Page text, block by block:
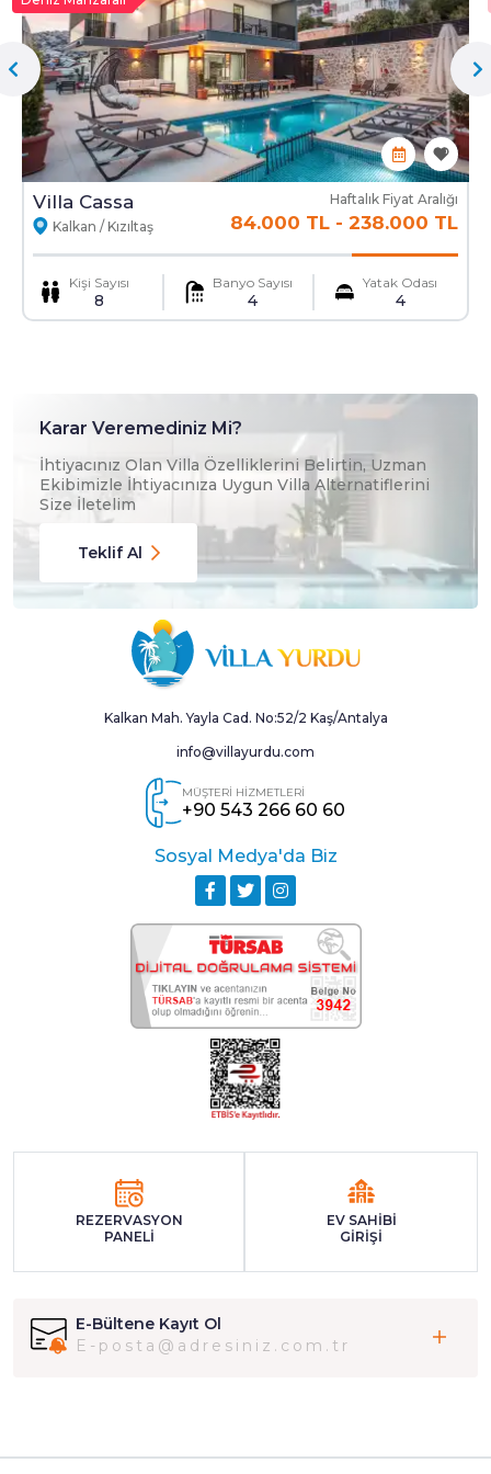
%35
Fiyata Dahil Olanlar
Elektrik Kullanımı Su Kullanımı
İnternet Havuz ve Bahçe Bakımı
Fiyata Dahil Olmayanlar
Ekstra Yatak Ekstra Temizlik
Mama Sandalyesi
Bilardo Isıtmalı Havuz
Havuz : Korunaklı Özel
En 7.5 Mt Boy 12.5 Mt Derinlik 1.40 Mt
Kapalı havuz
Var
Villa Cassa
Kalkan / Kızıltaş
Haftalık Fiyat Aralığı
84.000 TL - 238.000 TL
Kişi Sayısı
8
Banyo Sayısı
4
Yatak Odası
4
Karar Veremediniz Mi?
İhtiyacınız Olan Villa Özelliklerini Belirtin, Uzman
Ekibimizle İhtiyacınıza Uygun Villa Alternatiflerini
Size İletelim
Teklif Al
REZERVASYON
PANELİ
EV SAHİBİ
GİRİŞİ
Kalkan Mah. Yayla Cad. No:52/2 Kaş/Antalya
info@villayurdu.com
MÜŞTERİ HİZMETLERİ
+90 543 266 60 60
Sosyal Medya'da Biz
E-Bültene Kayıt Ol